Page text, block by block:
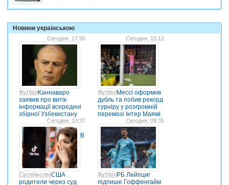
Новини українською
Сегодня, 17:50
ФутболКаннаваро
заявив про витік
інформації всередині
збірної Узбекистану
Сегодня, 15:12
ФутболМессі оформив
дубль та побив рекорд
турніру у розгромній
перемозі Інтер Маямі
Сегодня, 10:37
Суспільство
В
США
родители через суд
Сегодня, 09:35
ФутболРБ Лейпциг
підпише Гоффенгайм